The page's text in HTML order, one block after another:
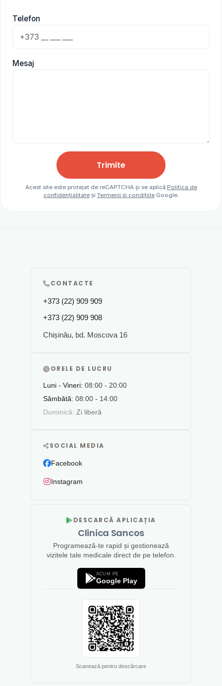
Telefon
Mesaj
Trimite
Acest site este protejat de reCAPTCHA și se aplică Politica de
confidențialitateși Termenii și condițiileGoogle.
CONTACTE
+373 (22) 909 909
+373 (22) 909 908
Chișinău, bd. Moscova 16
ORELE DE LUCRU
Luni - Vineri: 08:00 - 20:00
Sâmbătă: 08:00 - 14:00
Duminică: Zi liberă
SOCIAL MEDIA
Facebook
Instagram
DESCARCĂ APLICAȚIA
Clinica Sancos
Programează-te rapid și gestionează
vizitele tale medicale direct de pe telefon.
ACUM PE
Google Play
Scanează pentru descărcare